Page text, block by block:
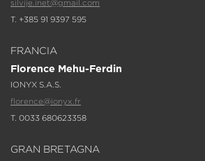
silvije.inet@gmail.com
T. +385 91 9397 595
FRANCIA
Florence Mehu-Ferdin
IONYX S.A.S.
florence@ionyx.fr
T. 0033 680623358
GRAN BRETAGNA